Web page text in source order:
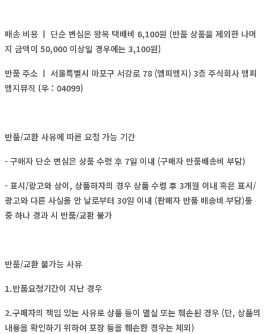
배송 비용 ㅣ 단순 변심은 왕복 택배비 6,100원 (반품 상품을 제외한 나머
지 금액이 50,000 이상일 경우에는 3,100원)
반품 주소 ㅣ 서울특별시 마포구 서강로 78 (엠피엠지) 3층 주식회사 엠피
엠지뮤직 (우 : 04099)
반품/교환 사유에 따른 요청 가능 기간
- 구매자 단순 변심은 상품 수령 후 7일 이내 (구매자 반품배송비 부담)
- 표시/광고와 상이, 상품하자의 경우 상품 수령 후 3개월 이내 혹은 표시/
광고와 다른 사실을 안 날로부터 30일 이내 (판매자 반품 배송비 부담)둘
중 하나 경과 시 반품/교환 불가
반품/교환 불가능 사유
1.반품요청기간이 지난 경우
2.구매자의 책임 있는 사유로 상품 등이 멸실 또는 훼손된 경우 (단, 상품의
내용을 확인하기 위하여 포장 등을 훼손한 경우는 제외)